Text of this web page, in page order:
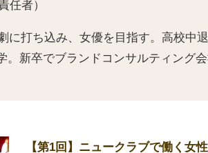
任者）
に打ち込み、女優を目指す。高校中
新卒でブランドコンサルティング会
【第1回】ニュークラブで働く女